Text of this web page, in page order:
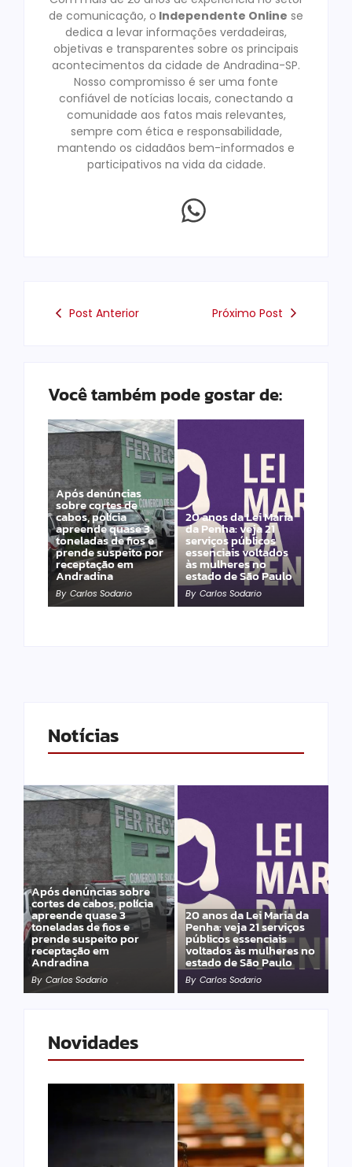
de comunicação, o Independente Online se
dedica a levar informações verdadeiras,
objetivas e transparentes sobre os principais
acontecimentos da cidade de Andradina-SP.
Nosso compromisso é ser uma fonte
confiável de notícias locais, conectando a
comunidade aos fatos mais relevantes,
sempre com ética e responsabilidade,
mantendo os cidadãos bem-informados e
participativos na vida da cidade.
Post Anterior Próximo Post
Você também pode gostar de:
Após denúncias
sobre cortes de
cabos, polícia
apreende quase 3
toneladas de fios e
prende suspeito por
receptação em
Andradina
By Carlos Sodario
20 anos da Lei Maria
da Penha: veja 21
serviços públicos
essenciais voltados
às mulheres no
estado de São Paulo
By Carlos Sodario
Notícias
Após denúncias sobre
cortes de cabos, polícia
apreende quase 3
toneladas de fios e
prende suspeito por
receptação em
Andradina
By Carlos Sodario
20 anos da Lei Maria da
Penha: veja 21 serviços
públicos essenciais
voltados às mulheres no
estado de São Paulo
By Carlos Sodario
Novidades